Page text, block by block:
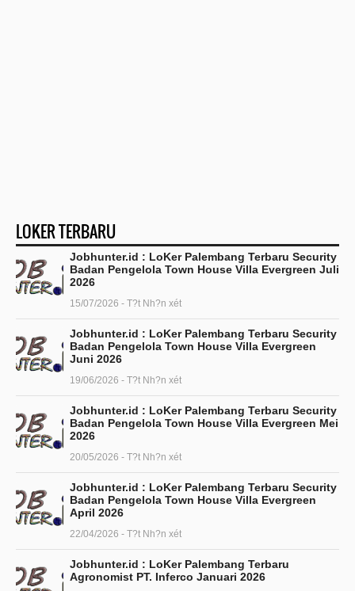
LOKER TERBARU
Jobhunter.id : LoKer Palembang Terbaru Security
Badan Pengelola Town House Villa Evergreen Juli
2026
15/07/2026 - T?t Nh?n xét
Jobhunter.id : LoKer Palembang Terbaru Security
Badan Pengelola Town House Villa Evergreen
Juni 2026
19/06/2026 - T?t Nh?n xét
Jobhunter.id : LoKer Palembang Terbaru Security
Badan Pengelola Town House Villa Evergreen Mei
2026
20/05/2026 - T?t Nh?n xét
Jobhunter.id : LoKer Palembang Terbaru Security
Badan Pengelola Town House Villa Evergreen
April 2026
22/04/2026 - T?t Nh?n xét
Jobhunter.id : LoKer Palembang Terbaru
Agronomist PT. Inferco Januari 2026